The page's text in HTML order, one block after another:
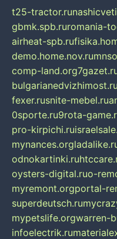
t25-tractor.ru
gbmk.spb.ruromania-
airheat-spb.ru
demo.home.nov.ru
comp-land.org
bulgarianedvizhimost.ru
fexer.rusnite-mebel.ru
0sporte.ru9rota-
pro-kirpichi.ru
mynances.org
odnokartinki.ru
oysters-digital.ruo-
myremont.orgportal-
superdeutsch.ru
mypetslife.orgwarren-
infoelectrik.ru